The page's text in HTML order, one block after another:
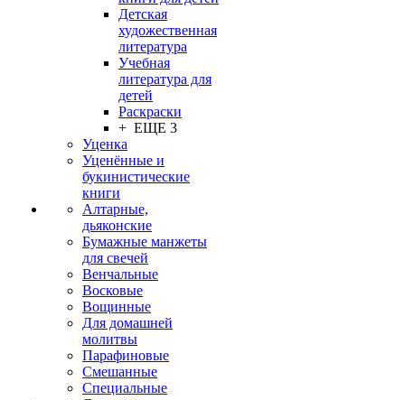
Детская
художественная
литература
Учебная
литература для
детей
Раскраски
+ ЕЩЕ 3
Уценка
Уценённые и
букинистические
книги
Алтарные,
дьяконские
Бумажные манжеты
для свечей
Венчальные
Восковые
Вощинные
Для домашней
молитвы
Парафиновые
Смешанные
Специальные